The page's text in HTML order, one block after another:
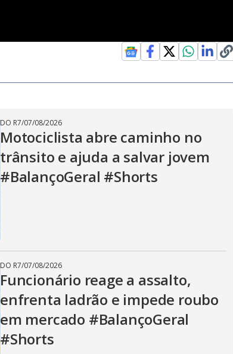
DO R7/07/08/2026
Motociclista abre caminho no
trânsito e ajuda a salvar jovem
#BalançoGeral #Shorts
DO R7/07/08/2026
Funcionário reage a assalto,
enfrenta ladrão e impede roubo
em mercado #BalançoGeral
#Shorts